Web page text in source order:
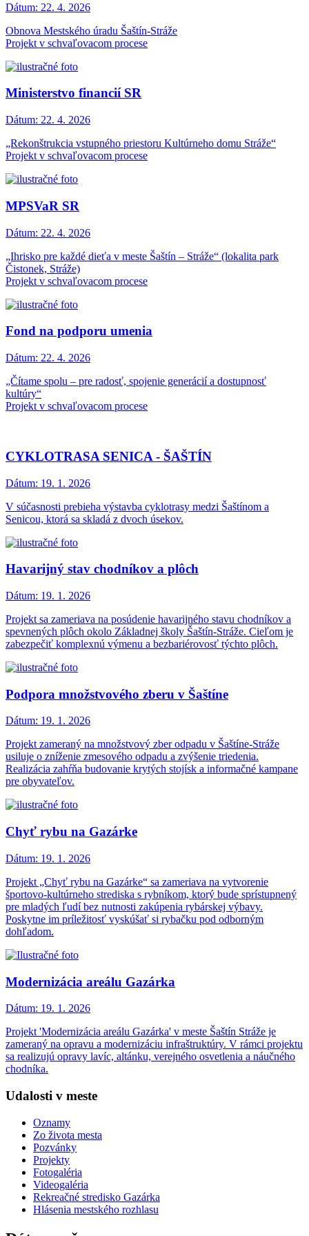
Dátum: 22. 4. 2026
Obnova Mestského úradu Šaštín-Stráže
Projekt v schvaľovacom procese
Ministerstvo financií SR
Dátum: 22. 4. 2026
„Rekonštrukcia vstupného priestoru Kultúrneho domu Stráže“
Projekt v schvaľovacom procese
MPSVaR SR
Dátum: 22. 4. 2026
„Ihrisko pre každé dieťa v meste Šaštín – Stráže“ (lokalita park
Čistonek, Stráže)
Projekt v schvaľovacom procese
Fond na podporu umenia
Dátum: 22. 4. 2026
„Čítame spolu – pre radosť, spojenie generácií a dostupnosť
kultúry“
Projekt v schvaľovacom procese
CYKLOTRASA SENICA - ŠAŠTÍN
Dátum: 19. 1. 2026
V súčasnosti prebieha výstavba cyklotrasy medzi Šaštínom a
Senicou, ktorá sa skladá z dvoch úsekov.
Havarijný stav chodníkov a plôch
Dátum: 19. 1. 2026
Projekt sa zameriava na posúdenie havarijného stavu chodníkov a
spevnených plôch okolo Základnej školy Šaštín-Stráže. Cieľom je
zabezpečiť komplexnú výmenu a bezbariérovosť týchto plôch.
Podpora množstvového zberu v Šaštíne
Dátum: 19. 1. 2026
Projekt zameraný na množstvový zber odpadu v Šaštíne-Stráže
usiluje o zníženie zmesového odpadu a zvýšenie triedenia.
Realizácia zahŕňa budovanie krytých stojísk a informačné kampane
pre obyvateľov.
Chyť rybu na Gazárke
Dátum: 19. 1. 2026
Projekt „Chyť rybu na Gazárke“ sa zameriava na vytvorenie
športovo-kultúrneho strediska s rybníkom, ktorý bude sprístupnený
pre mladých ľudí bez nutnosti zakúpenia rybárskej výbavy.
Poskytne im príležitosť vyskúšať si rybačku pod odborným
dohľadom.
Modernizácia areálu Gazárka
Dátum: 19. 1. 2026
Projekt 'Modernizácia areálu Gazárka' v meste Šaštín Stráže je
zameraný na opravu a modernizáciu infraštruktúry. V rámci projektu
sa realizujú opravy lavíc, altánku, verejného osvetlenia a náučného
chodníka.
Udalosti v meste
Oznamy
Zo života mesta
Pozvánky
Projekty
Fotogaléria
Videogaléria
Rekreačné stredisko Gazárka
Hlásenia mestského rozhlasu